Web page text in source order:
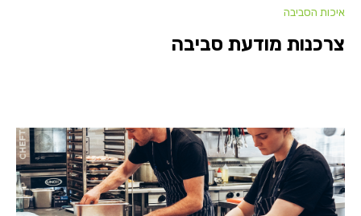
איכות הסביבה
צרכנות מודעת סביבה